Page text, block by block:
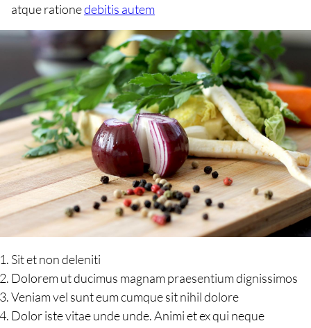
atque rationedebitis autem
Sit et non deleniti
Dolorem ut ducimus magnam praesentium dignissimos
Veniam vel sunt eum cumque sit nihil dolore
Dolor iste vitae unde unde. Animi et ex qui neque